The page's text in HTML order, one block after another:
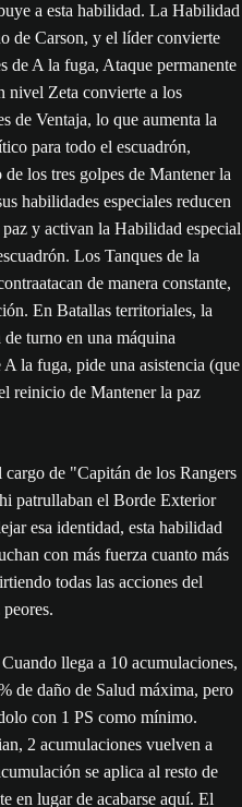
a esta habilidad. La Habilidad
de Carson, y el líder convierte
de A la fuga, Ataque permanente
nivel Zeta convierte a los
de Ventaja, lo que aumenta la
para todo el escuadrón,
los tres golpes de Mantener la
habilidades especiales reducen
y activan la Habilidad especial
Los Tanques de la
de manera constante,
En Batallas territoriales, la
turno en una máquina
la fuga, pide una asistencia (que
reinicio de Mantener la paz
cargo de "Capitán de los Rangers
patrullaban el Borde Exterior
esa identidad, esta habilidad
con más fuerza cuanto más
todas las acciones del
Cuando llega a 10 acumulaciones,
de daño de Salud máxima, pero
con 1 PS como mínimo.
2 acumulaciones vuelven a
se aplica al resto de
en lugar de acabarse aquí. El